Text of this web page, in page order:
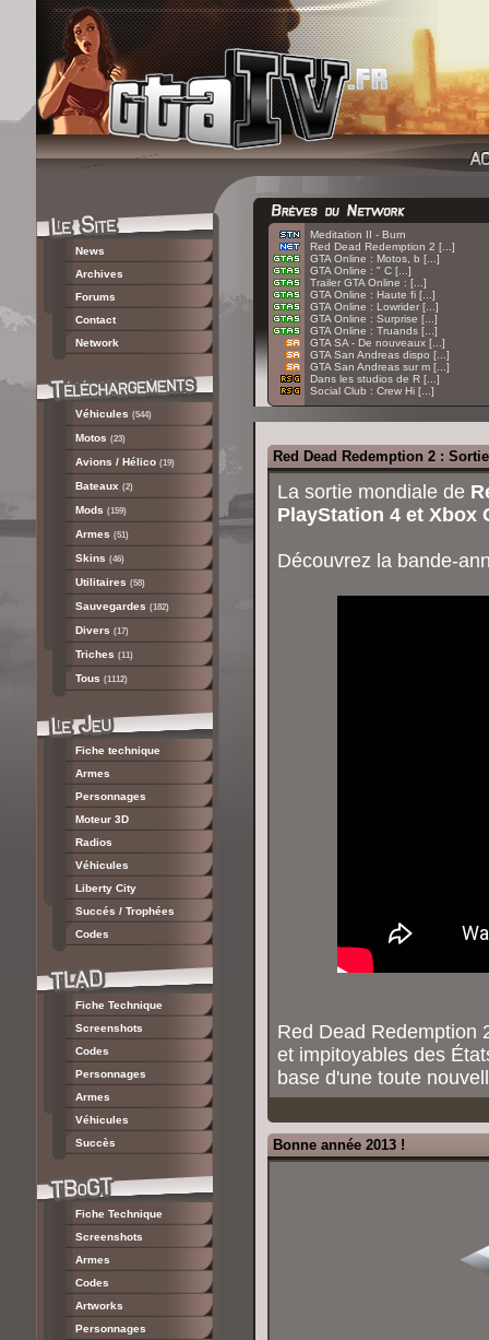
News
Archives
Forums
Contact
Network
Véhicules (544)
Motos (23)
Avions / Hélico (19)
Bateaux (2)
Mods (159)
Armes (51)
Skins (46)
Utilitaires (58)
Sauvegardes (182)
Divers (17)
Triches (11)
Tous (1112)
Fiche technique
Armes
Personnages
Moteur 3D
Radios
Véhicules
Liberty City
Succés / Trophées
Codes
Fiche Technique
Screenshots
Codes
Personnages
Armes
Véhicules
Succès
Fiche Technique
Screenshots
Armes
Codes
Artworks
Personnages
Meditation II - Burn
Red Dead Redemption 2 [...]
GTA Online : Motos, b [...]
GTA Online : " C [...]
Trailer GTA Online : [...]
GTA Online : Haute fi [...]
GTA Online : Lowrider [...]
GTA Online : Surprise [...]
GTA Online : Truands [...]
GTA SA - De nouveaux [...]
GTA San Andreas dispo [...]
GTA San Andreas sur m [...]
Dans les studios de R [...]
Social Club : Crew Hi [...]
Red Dead Redemption 2 :
La sortie mondiale de
PlayStation 4 et Xbox
Découvrez la bande-
Red Dead Redemption
et impitoyables des
base d'une toute
Bonne année 2013 !